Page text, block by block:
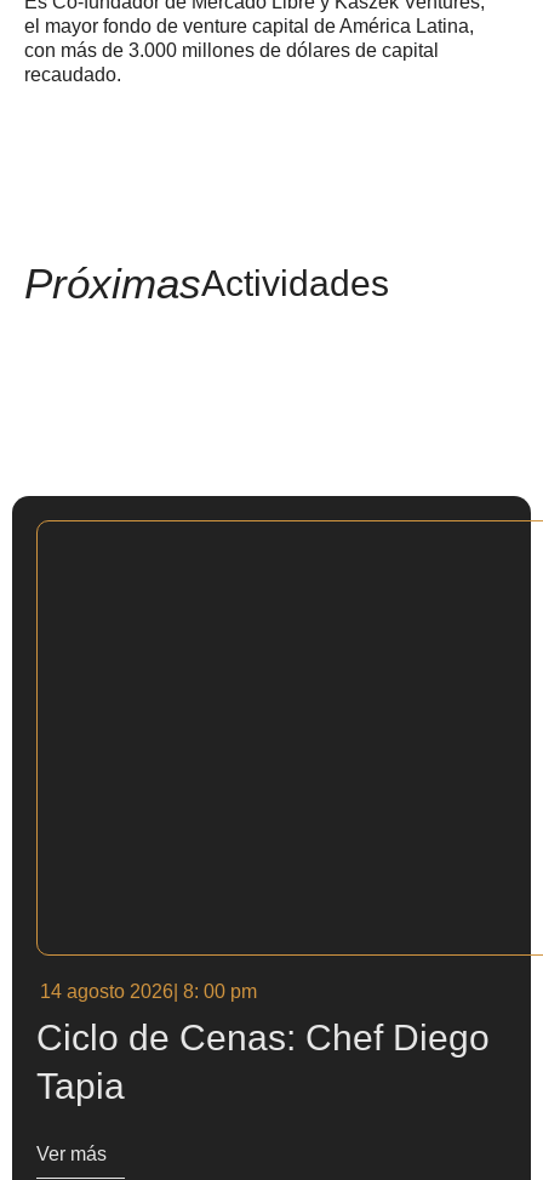
el mayor fondo de venture capital de América Latina,
con más de 3.000 millones de dólares de capital
recaudado.
PróximasActividades
14 agosto 2026 | 8: 00 pm
Ciclo de Cenas: Chef Diego
Tapia
Ver más